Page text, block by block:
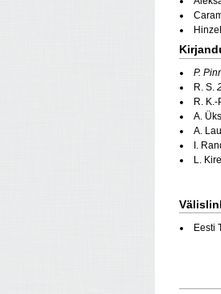
P.
R. S.
R.
A.
A.
I.
L.
Eesti